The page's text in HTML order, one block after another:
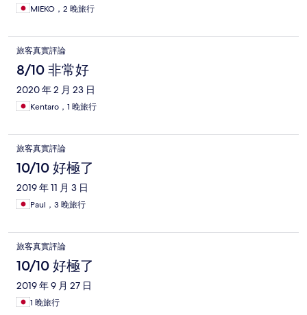
MIEKO，2 晚旅行
旅客真實評論
8/10 非常好
2020 年 2 月 23 日
Kentaro，1 晚旅行
旅客真實評論
10/10 好極了
2019 年 11 月 3 日
Paul，3 晚旅行
旅客真實評論
10/10 好極了
2019 年 9 月 27 日
1 晚旅行